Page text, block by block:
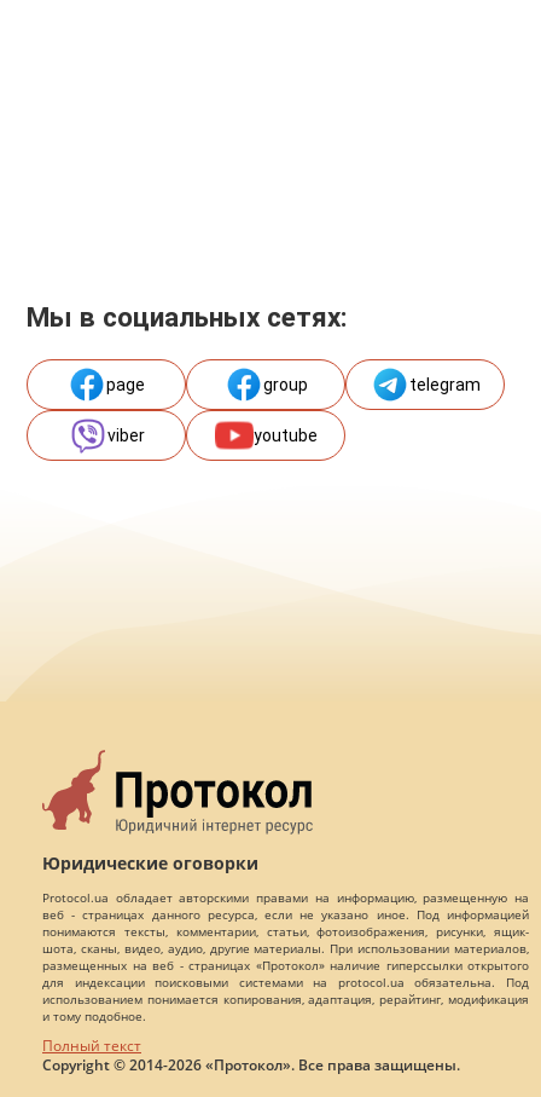
Мы в социальных сетях:
page group telegram
viber youtube
Юридические оговорки
Protocol.ua обладает авторскими правами на информацию, размещенную на
веб - страницах данного ресурса, если не указано иное. Под информацией
понимаются тексты, комментарии, статьи, фотоизображения, рисунки, ящик-
шота, сканы, видео, аудио, другие материалы. При использовании материалов,
размещенных на веб - страницах «Протокол» наличие гиперссылки открытого
для индексации поисковыми системами на protocol.ua обязательна. Под
использованием понимается копирования, адаптация, рерайтинг, модификация
и тому подобное.
Полный текст
Copyright © 2014-2026 «Протокол». Все права защищены.